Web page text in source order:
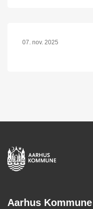
07. nov. 2025
Aarhus Kommune